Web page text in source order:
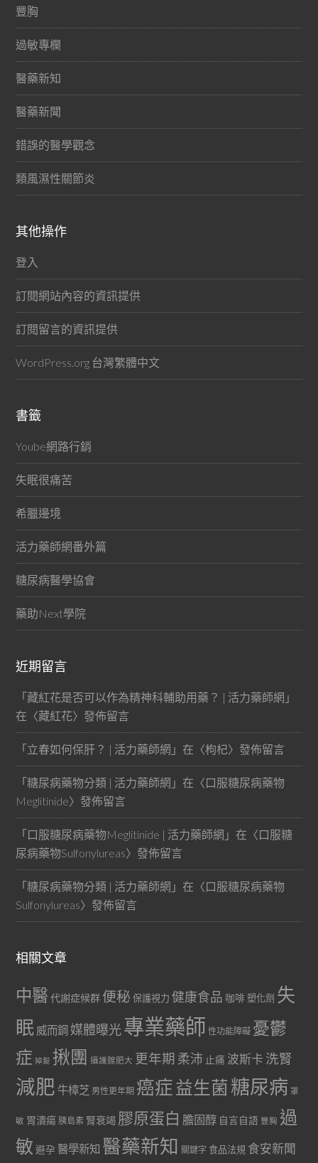
豐胸
過敏專欄
醫藥新知
醫藥新聞
錯誤的醫學觀念
類風濕性關節炎
其他操作
登入
訂閱網站內容的資訊提供
訂閱留言的資訊提供
WordPress.org 台灣繁體中文
書籤
Yoube網路行銷
失眠很痛苦
希臘邊境
活力藥師網番外篇
糖尿病醫學協會
藥助Next學院
近期留言
「藏紅花是否可以作為精神科輔助用藥？ | 活力藥師網 」
在〈藏紅花〉發佈留言
「立春如何保肝？ | 活力藥師網 」在〈枸杞〉發佈留言
「糖尿病藥物分類 | 活力藥師網 」在〈口服糖尿病藥物
Meglitinide〉發佈留言
「口服糖尿病藥物Meglitinide | 活力藥師網 」在〈口服糖
尿病藥物Sulfonylureas〉發佈留言
「糖尿病藥物分類 | 活力藥師網 」在〈口服糖尿病藥物
Sulfonylureas〉發佈留言
相關文章
中醫代謝症候群 便秘 保護視力 健康食品 咖啡 塑化劑 失
眠 威而鋼 媒體曝光專業藥師 性功能障礙 憂鬱
症 掉髮 揪團 攝護腺肥大 更年期 柔沛 止痛 波斯卡 洗腎
減肥 牛樟芝 男性更年期 癌症益生菌 糖尿病 罩
敏 胃潰瘍 胰島素 腎衰竭 膠原蛋白 膽固醇 自言自語 豐胸 過
敏 避孕 醫學新知 醫藥新知 關鍵字 食品法規 食安新聞